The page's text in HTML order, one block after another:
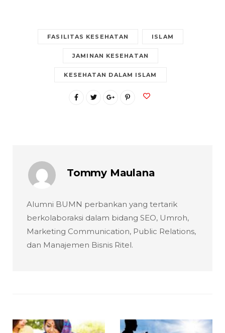
FASILITAS KESEHATAN ISLAM
JAMINAN KESEHATAN
KESEHATAN DALAM ISLAM
Tommy Maulana
Alumni BUMN perbankan yang tertarik
berkolaboraksi dalam bidang SEO, Umroh,
Marketing Communication, Public Relations,
dan Manajemen Bisnis Ritel.